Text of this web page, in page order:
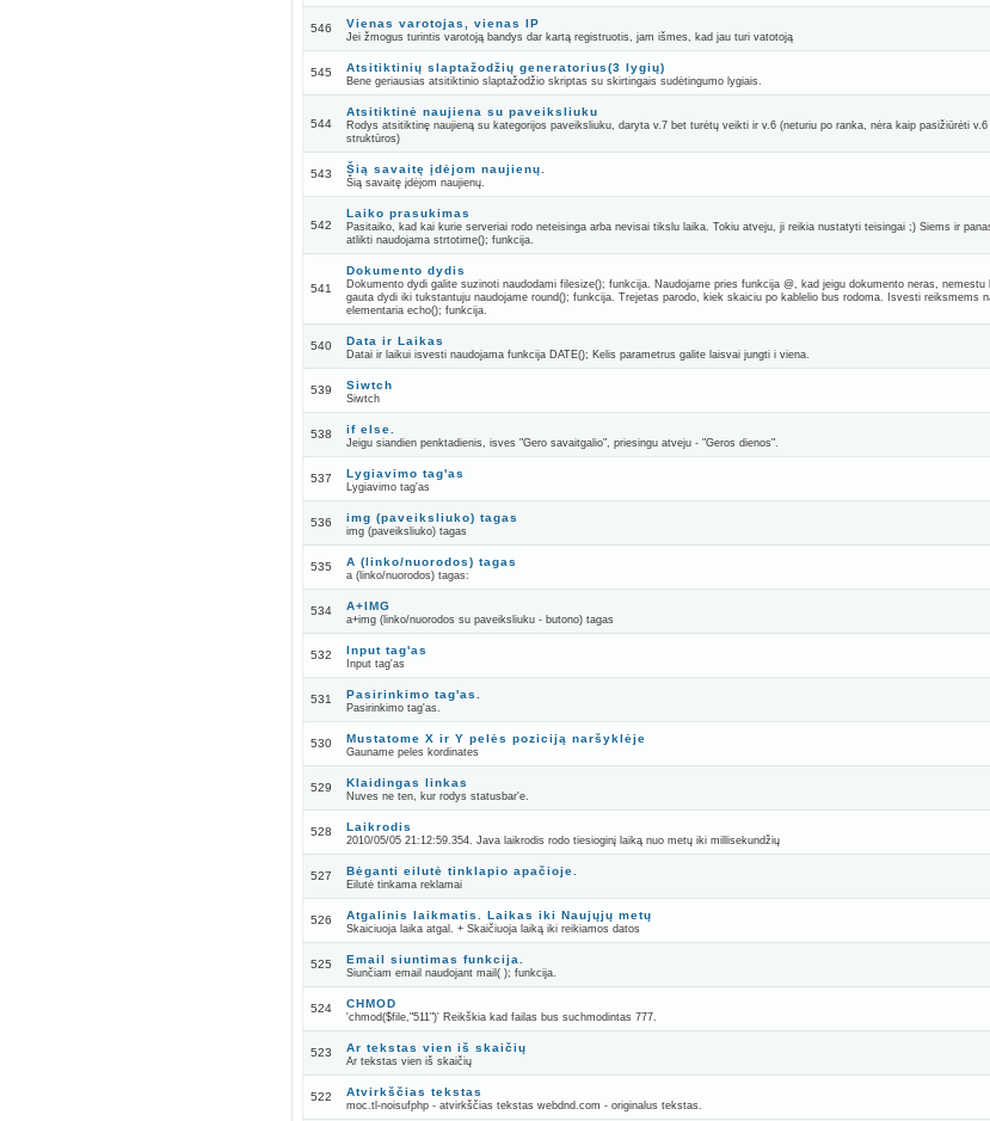
546 Vienas varotojas, vienas IP
Jei žmogus turintis varotoją bandys dar kartą registruotis, jam išmes, kad jau turi vatotoją
545 Atsitiktinių slaptažodžių generatorius(3 lygių)
Bene geriausias atsitiktinio slaptažodžio skriptas su skirtingais sudėtingumo lygiais.
544
Atsitiktinė naujiena su paveiksliuku
Rodys atsitiktinę naujieną su kategorijos paveiksliuku, daryta v.7 bet turėtų veikti ir v.6 (neturiu po ranka, nėra kaip pasižiūrėti
struktūros)
543 Šią savaitę įdėjom naujienų.
Šią savaitę įdėjom naujienų.
542
Laiko prasukimas
Pasitaiko, kad kai kurie serveriai rodo neteisinga arba nevisai tikslu laika. Tokiu atveju, ji reikia nustatyti teisingai ;) Siems ir
atlikti naudojama strtotime(); funkcija.
541
Dokumento dydis
Dokumento dydi galite suzinoti naudodami filesize(); funkcija. Naudojame pries funkcija @, kad jeigu dokumento neras, nemestu
gauta dydi iki tukstantuju naudojame round(); funkcija. Trejetas parodo, kiek skaiciu po kablelio bus rodoma. Isvesti reiksmems
elementaria echo(); funkcija.
540 Data ir Laikas
Datai ir laikui isvesti naudojama funkcija DATE(); Kelis parametrus galite laisvai jungti i viena.
539 Siwtch
Siwtch
538 if else.
Jeigu siandien penktadienis, isves "Gero savaitgalio", priesingu atveju - "Geros dienos".
537 Lygiavimo tag'as
Lygiavimo tag'as
536 img (paveiksliuko) tagas
img (paveiksliuko) tagas
535 A (linko/nuorodos) tagas
a (linko/nuorodos) tagas:
534 A+IMG
a+img (linko/nuorodos su paveiksliuku - butono) tagas
532 Input tag'as
Input tag'as
531 Pasirinkimo tag'as.
Pasirinkimo tag'as.
530 Mustatome X ir Y pelės poziciją naršyklėje
Gauname peles kordinates
529 Klaidingas linkas
Nuves ne ten, kur rodys statusbar'e.
528 Laikrodis
2010/05/05 21:12:59.354. Java laikrodis rodo tiesioginį laiką nuo metų iki millisekundžių
527 Bėganti eilutė tinklapio apačioje.
Eilutė tinkama reklamai
526 Atgalinis laikmatis. Laikas iki Naujųjų metų
Skaiciuoja laika atgal. + Skaičiuoja laiką iki reikiamos datos
525 Email siuntimas funkcija.
Siunčiam email naudojant mail( ); funkcija.
524 CHMOD
'chmod($file,"511")' Reikškia kad failas bus suchmodintas 777.
523 Ar tekstas vien iš skaičių
Ar tekstas vien iš skaičių
522 Atvirkščias tekstas
moc.tl-noisufphp - atvirkščias tekstas webdnd.com - originalus tekstas.